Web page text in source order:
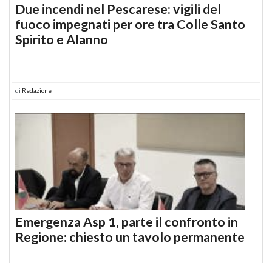
Due incendi nel Pescarese: vigili del
fuoco impegnati per ore tra Colle Santo
Spirito e Alanno
di Redazione
Emergenza Asp 1, parte il confronto in
Regione: chiesto un tavolo permanente